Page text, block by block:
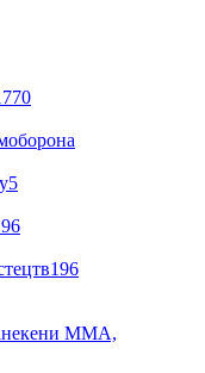
5
196
ММА,